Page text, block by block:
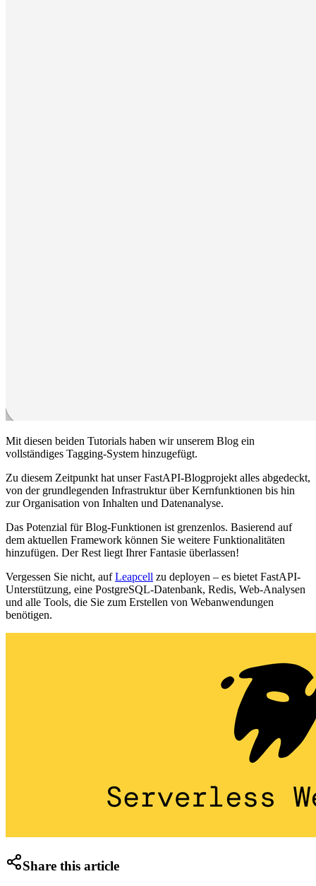
Mit diesen beiden Tutorials haben wir unserem Blog ein
vollständiges Tagging-System hinzugefügt.
Zu diesem Zeitpunkt hat unser FastAPI-Blogprojekt alles abgedeckt,
von der grundlegenden Infrastruktur über Kernfunktionen bis hin
zur Organisation von Inhalten und Datenanalyse.
Das Potenzial für Blog-Funktionen ist grenzenlos. Basierend auf
dem aktuellen Framework können Sie weitere Funktionalitäten
hinzufügen. Der Rest liegt Ihrer Fantasie überlassen!
Vergessen Sie nicht, aufLeapcell zu deployen – es bietet FastAPI-
Unterstützung, eine PostgreSQL-Datenbank, Redis, Web-Analysen
und alle Tools, die Sie zum Erstellen von Webanwendungen
benötigen.
Share this article